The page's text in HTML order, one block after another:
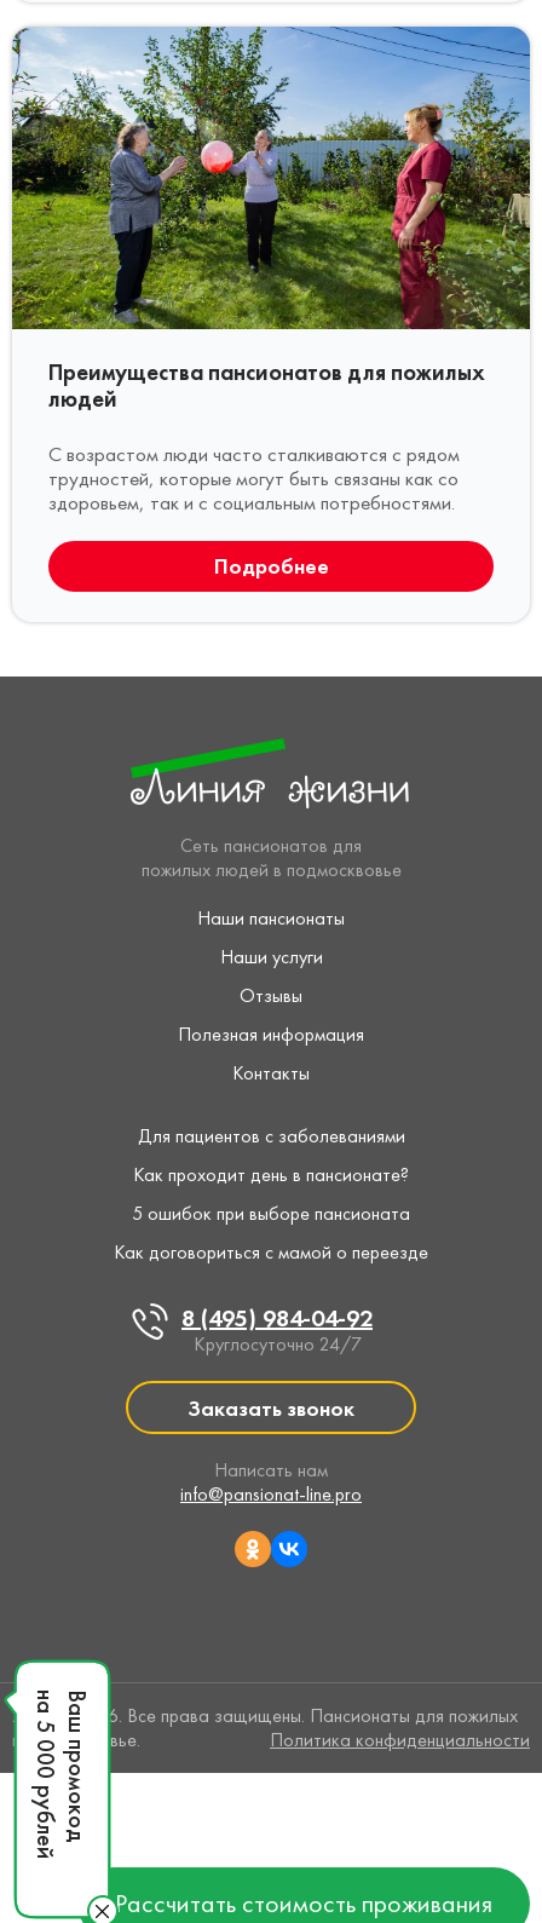
Преимущества пансионатов для пожилых
людей
С возрастом люди часто сталкиваются с рядом
трудностей, которые могут быть связаны как со
здоровьем, так и с социальным потребностями.
Подробнее
Сеть пансионатов для
пожилых людей в подмосквовье
Наши пансионаты
Наши услуги
Отзывы
Полезная информация
Контакты
Для пациентов с заболеваниями
Как проходит день в пансионате?
5 ошибок при выборе пансионата
Как договориться с мамой о переезде
8 (495) 984-04-92
Круглосуточно 24/7
Заказать звонок
Написать нам
info@pansionat-line.pro
2015 — 2026. Все права защищены. Пансионаты для пожилых
в Подмосковье.
Политика конфиденциальности
Рассчитать стоимость проживания
Ваш промокод
на 5 000 рублей